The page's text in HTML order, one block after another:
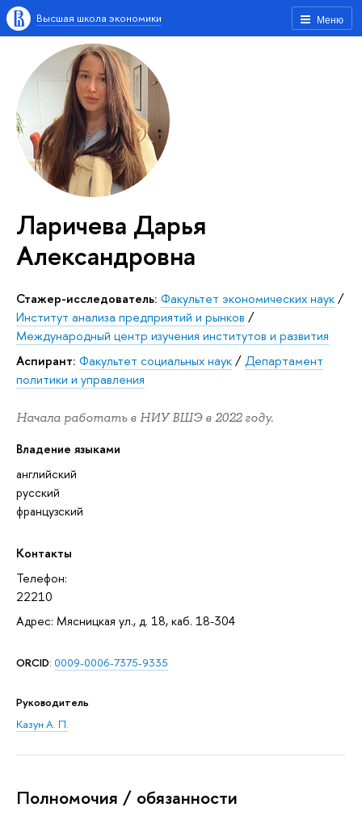
Меню
Высшая школа экономики
Ларичева Дарья
Александровна
стажер-исследователь: Факультет экономических наук/
Институт анализа предприятий и рынков /
Международный центр изучения институтов и развития
Аспирант: Факультет социальных наук/Департамент
политики и управления
Начала работать в НИУ ВШЭ в 2022 году.
Владение языками
английский
русский
французский
Контакты
Телефон:
22210
Адрес: Мясницкая ул., д. 18, каб. 18-304
ORCID: 0009-0006-7375-9335
Руководитель
Казун А. П.
Полномочия / обязанности